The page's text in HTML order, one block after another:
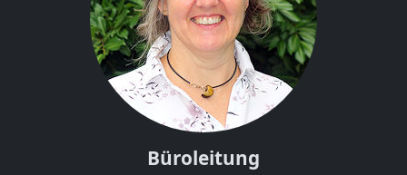
Büroleitung